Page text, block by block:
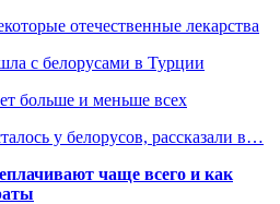
отечественные лекарства
с белорусами в Турции
больше и меньше всех
у белорусов, рассказали в…
чаще всего и как